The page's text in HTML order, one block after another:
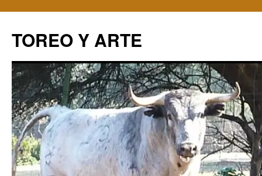
TOREO Y ARTE